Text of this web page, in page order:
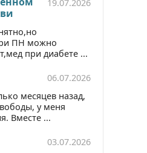
19.07.2026
ПН можно
при диабете ...
06.07.2026
месяцев назад,
у меня
Вместе ...
03.07.2026